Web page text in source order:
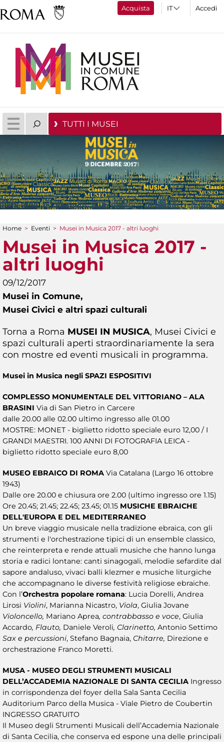
Acquista Accedi
TUTTI I MUSEI
Tu sei qui
Home > Eventi > Musei in Musica 2017 - altri luoghi
Musei in Musica 2017 -
altri luoghi
09/12/2017
Musei in Comune,
Musei Civici e altri spazi culturali
Torna a Roma MUSEI IN MUSICA, Musei Civici e
spazi culturali aperti straordinariamente la sera
con mostre ed eventi musicali in programma.
Musei in Musica negli SPAZI ESPOSITIVI
COMPLESSO MONUMENTALE DEL VITTORIANO – ALA
BRASINI Via di San Pietro in Carcere
dalle 20.00 alle 02.00 ultimo ingresso alle 01.00
MOSTRE: MONET - biglietto ridotto speciale euro 12,00 / I
GRANDI MAESTRI. 100 ANNI DI FOTOGRAFIA LEICA -
biglietto ridotto speciale euro 8,00
MUSEO EBRAICO DI ROMA Via Catalana (Largo 16 ottobre
1943)
Dalle ore 20.00 e chiusura ore 2.00 (ultimo ingresso ore 1.15)
Ore 20.45; 21.45; 22.45; 23.45; 01.15 MUSICHE EBRAICHE
DELL'EUROPA E DEL MEDITERRANEO
Un breve viaggio musicale nella tradizione ebraica, con gli
strumenti e l'orchestrazione tipici di un ensemble classico,
che reinterpreta e rende attuali musiche che hanno lunga
storia e radici lontane: canti sinagogali, melodie sefardite dal
sapore andaluso, vivaci balli klezmer e musiche liturgiche
che accompagnano le diverse festività religiose ebraiche.
Con l’Orchestra popolare romana: Lucia Dorelli, Andrea
Lirosi Violini, Marianna Nicastro, Viola, Giulia Jovane
Violoncello, Mariano Aprea, contrabbasso e voce, Giulia
Accardo, Flauto, Daniele Veroli, Clarinetto, Antonio Settimo
Sax e percussioni, Stefano Bagnaia, Chitarre, Direzione e
orchestrazione Franco Moretti.
MUSA - MUSEO DEGLI STRUMENTI MUSICALI
DELL’ACCADEMIA NAZIONALE DI SANTA CECILIA Ingresso
in corrispondenza del foyer della Sala Santa Cecilia
Auditorium Parco della Musica - Viale Pietro de Coubertin
INGRESSO GRATUITO
Il Museo degli Strumenti Musicali dell’Accademia Nazionale
di Santa Cecilia, che conserva ed espone una delle principali